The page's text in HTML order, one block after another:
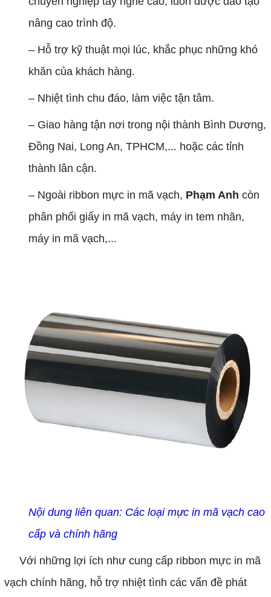
nâng cao trình độ.
– Hỗ trợ kỹ thuật mọi lúc, khắc phục những khó
khăn của khách hàng.
– Nhiệt tình chu đáo, làm việc tận tâm.
– Giao hàng tận nơi trong nội thành Bình Dương,
Đồng Nai, Long An, TPHCM,... hoặc các tỉnh
thành lân cận.
– Ngoài ribbon mực in mã vạch, Phạm Anh còn
phân phối giấy in mã vạch, máy in tem nhãn,
máy in mã vạch,...
Nội dung liên quan: Các loại mực in mã vạch cao
cấp và chính hãng
Với những lợi ích như cung cấp ribbon mực in mã
vạch chính hãng, hỗ trợ nhiệt tình các vấn đề phát